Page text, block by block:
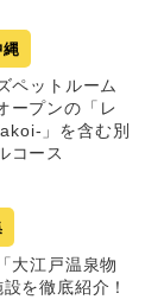
縄
ペットルーム
ープンの「レ
」を含む別
コース
大江戸温泉物
を徹底紹介！